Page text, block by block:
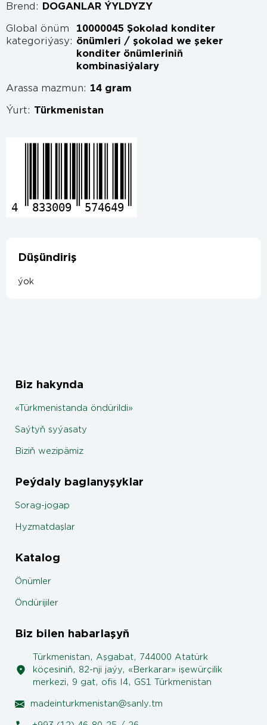
Brend: DOGANLAR ÝYLDYZY
Global önüm
kategoriýasy:
10000045 Şokolad konditer
önümleri / şokolad we şeker
konditer önümleriniň
kombinasiýalary
Arassa mazmun: 14 gram
Ýurt: Türkmenistan
4 833009 574649
Düşündiriş
ýok
Biz hakynda
«Türkmenistanda öndürildi»
Saýtyň syýasaty
Biziň wezipämiz
Peýdaly baglanyşyklar
Sorag-jogap
Hyzmatdaşlar
Katalog
Önümler
Öndürijiler
Biz bilen habarlaşyň
Türkmenistan, Aşgabat, 744000 Atatürk
köçesiniň, 82-nji jaýy, «Berkarar» işewürçilik
merkezi, 9 gat, ofis I4, GS1 Türkmenistan
madeinturkmenistan@sanly.tm